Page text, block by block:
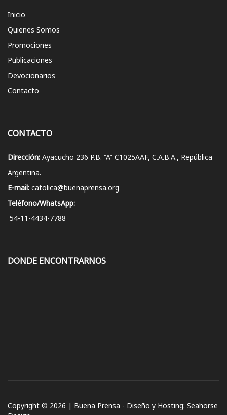
Inicio
Quienes Somos
Promociones
Publicaciones
Devocionarios
Contacto
CONTACTO
Dirección: Ayacucho 236 P.B. “A” C1025AAF, C.A.B.A., República
Argentina.
E-mail: catolica@buenaprensa.org
Teléfono/WhatsApp:
54-11-4434-7788
DONDE ENCONTRARNOS
Copyright © 2026 | Buena Prensa - Diseño y Hosting: Seahorse